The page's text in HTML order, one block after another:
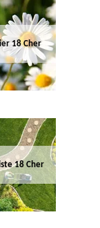
18 Cher
18 Cher